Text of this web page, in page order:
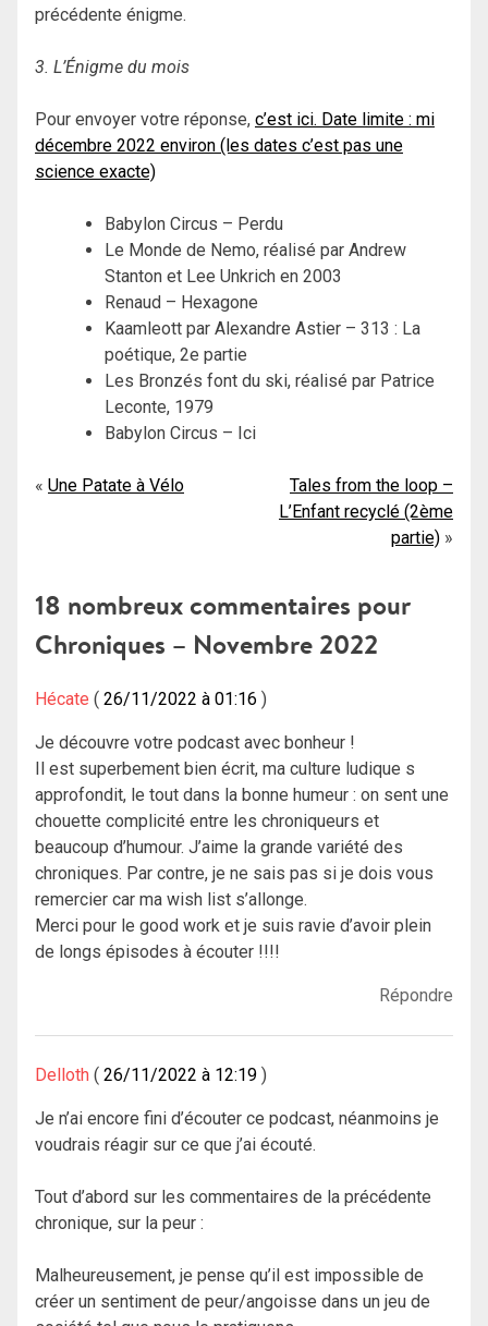
précédente énigme.
3. L’Énigme du mois
Pour envoyer votre réponse, c’est ici. Date limite : mi
décembre 2022 environ (les dates c’est pas une
science exacte)
Babylon Circus – Perdu
Le Monde de Nemo, réalisé par Andrew
Stanton et Lee Unkrich en 2003
Renaud – Hexagone
Kaamleott par Alexandre Astier – 313 : La
poétique, 2e partie
Les Bronzés font du ski, réalisé par Patrice
Leconte, 1979
Babylon Circus – Ici
Navigation
Une Patate à Vélo
Tales from the loop –
L’Enfant recyclé (2ème
partie)
18 nombreux commentaires pour
Chroniques – Novembre 2022
Hécate 26/11/2022 à 01:16
Je découvre votre podcast avec bonheur !
Il est superbement bien écrit, ma culture ludique s
approfondit, le tout dans la bonne humeur : on sent une
chouette complicité entre les chroniqueurs et
beaucoup d’humour. J’aime la grande variété des
chroniques. Par contre, je ne sais pas si je dois vous
remercier car ma wish list s’allonge.
Merci pour le good work et je suis ravie d’avoir plein
de longs épisodes à écouter !!!!
Répondre
Delloth 26/11/2022 à 12:19
Je n’ai encore fini d’écouter ce podcast, néanmoins je
voudrais réagir sur ce que j’ai écouté.
Tout d’abord sur les commentaires de la précédente
chronique, sur la peur :
Malheureusement, je pense qu’il est impossible de
créer un sentiment de peur/angoisse dans un jeu de